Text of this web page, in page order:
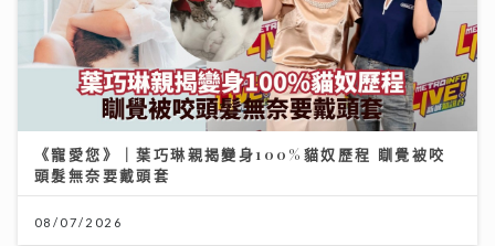
《寵愛您》｜葉巧琳親揭變身100%貓奴歷程 瞓覺被咬
頭髮無奈要戴頭套
08/07/2026